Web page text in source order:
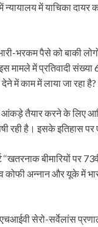
में याचिका दायर करने
भरकम पैसे को बाकी
में प्रतिवादी संख्या
में काम में लाया जा रहा है?
तैयार करने के लिए
रही है। इसके इतिहास
बीमारियों पर
अन्नान और यूके में
सेरो-सर्वेलांस